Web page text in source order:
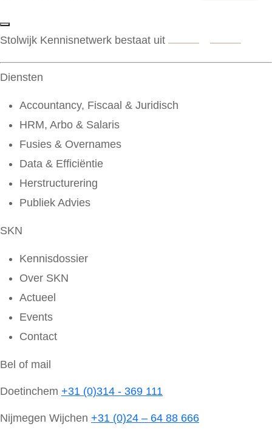
Stolwijk Kennisnetwerk bestaat uit
Diensten
Accountancy, Fiscaal & Juridisch
HRM, Arbo & Salaris
Fusies & Overnames
Data & Efficiëntie
Herstructurering
Publiek Advies
SKN
Kennisdossier
Over SKN
Actueel
Events
Contact
Bel of mail
Doetinchem +31 (0)314 - 369 111
Nijmegen Wijchen +31 (0)24 – 64 88 666